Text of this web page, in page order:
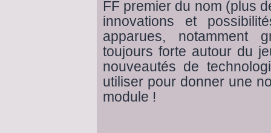
FF premier du nom (plus
innovations et
apparues, notamment
toujours forte autour du
nouveautés de
utiliser pour donner une
module !